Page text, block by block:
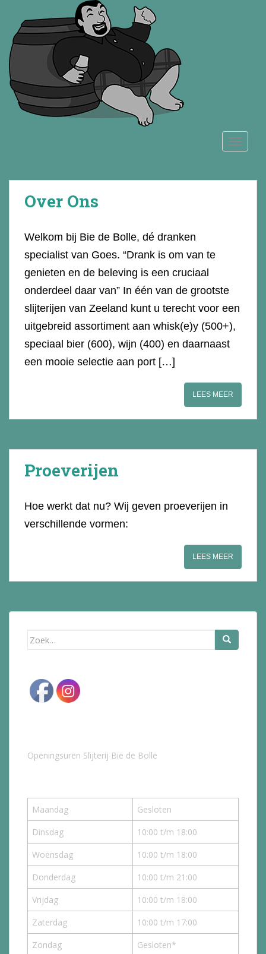
Over Ons
Welkom bij Bie de Bolle, dé dranken
specialist van Goes. “Drank is om van te
genieten en de beleving is een cruciaal
onderdeel daar van” In één van de grootste
slijterijen van Zeeland kunt u terecht voor een
uitgebreid assortiment aan whisk(e)y (500+),
speciaal bier (600), wijn (400) en daarnaast
een mooie selectie aan port […]
LEES MEER
Proeverijen
Hoe werkt dat nu? Wij geven proeverijen in
verschillende vormen:
LEES MEER
Zoek
Openingsuren Slijterij Bie de Bolle
Maandag
Gesloten
Dinsdag
10:00 t/m 18:00
Woensdag
10:00 t/m 18:00
Donderdag
10:00 t/m 21:00
Vrijdag
10:00 t/m 18:00
Zaterdag
10:00 t/m 17:00
Zondag
Gesloten*